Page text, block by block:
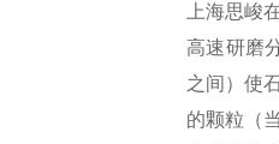
上海思峻
高速研磨
之间）使
的颗粒（